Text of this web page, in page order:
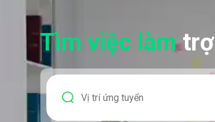
Tìm việc làm